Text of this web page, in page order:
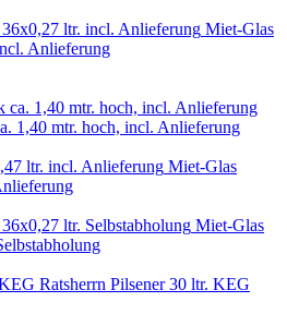
Miet-Glas
Anlieferung
1,40 mtr. hoch, incl. Anlieferung
Miet-Glas
Miet-Glas
Ratsherrn Pilsener 30 ltr. KEG